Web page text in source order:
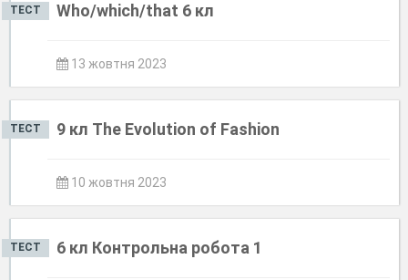
ТЕСТ Who/which/that 6 кл
13 жовтня 2023
ТЕСТ 9 кл The Evolution of Fashion
10 жовтня 2023
ТЕСТ 6 кл Контрольна робота 1